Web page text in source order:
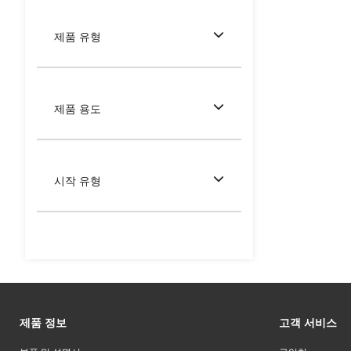
제품 유형
제품 용도
시작 유형
제품 정보 고객 서비스